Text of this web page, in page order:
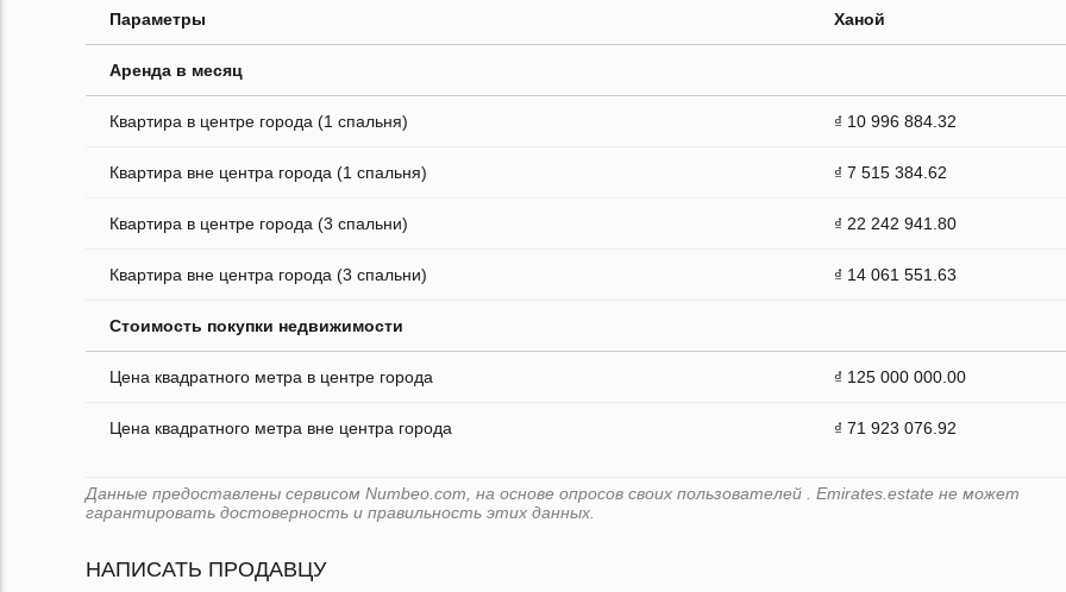
Параметры Ханой
Аренда в месяц
Квартира в центре города (1 спальня) ₫ 10 996 884.32
Квартира вне центра города (1 спальня) ₫ 7 515 384.62
Квартира в центре города (3 спальни) ₫ 22 242 941.80
Квартира вне центра города (3 спальни) ₫ 14 061 551.63
Стоимость покупки недвижимости
Цена квадратного метра в центре города ₫ 125 000 000.00
Цена квадратного метра вне центра города ₫ 71 923 076.92
Данные предоставлены сервисом Numbeo.com, на основе опросов своих пользователей . Emirates.estate не может
гарантировать достоверность и правильность этих данных.
НАПИСАТЬ ПРОДАВЦУ